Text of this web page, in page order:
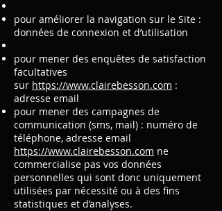
pour améliorer la navigation sur le Site :
données de connexion et d’utilisation
pour mener des enquêtes de satisfaction
facultatives
sur https://www.clairebesson.com :
adresse email
pour mener des campagnes de
communication (sms, mail) : numéro de
téléphone, adresse email
https://www.clairebesson.com ne
commercialise pas vos données
personnelles qui sont donc uniquement
utilisées par nécessité ou à des fins
statistiques et d’analyses.